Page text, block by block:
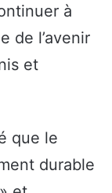
à
de l’avenir
et
que le
durable